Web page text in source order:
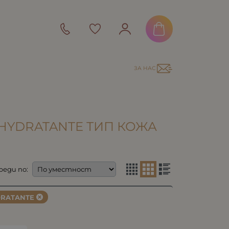
ЗА НАС
ТИП КОЖА
по: